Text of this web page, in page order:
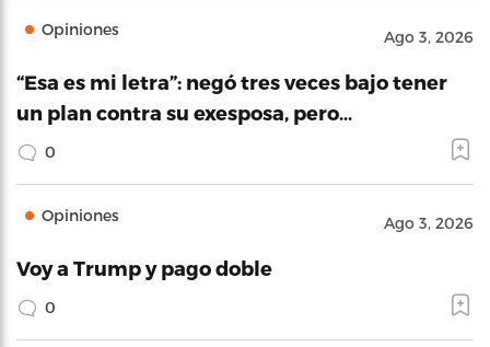
Opiniones Ago 3, 2026
“Esa es mi letra”: negó tres veces bajo tener
un plan contra su exesposa, pero…
0
Opiniones Ago 3, 2026
Voy a Trump y pago doble
0